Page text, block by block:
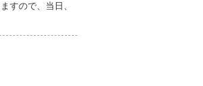
すので、当日、